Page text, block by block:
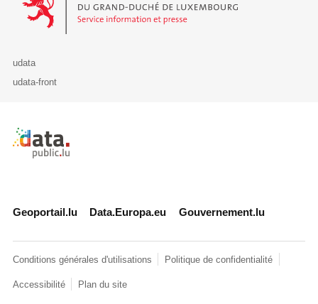
udata
udata-front
Retour à l'accueil de data.public.lu
Geoportail.lu Data.Europa.eu Gouvernement.lu
Conditions générales d'utilisations Politique de confidentialité
Accessibilité Plan du site